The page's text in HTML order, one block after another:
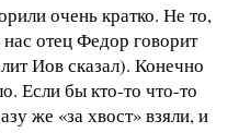
очень кратко. Не то,
отец Федор говорит
Иов сказал). Конечно
Если бы кто-то что-то
же «за хвост» взяли, и